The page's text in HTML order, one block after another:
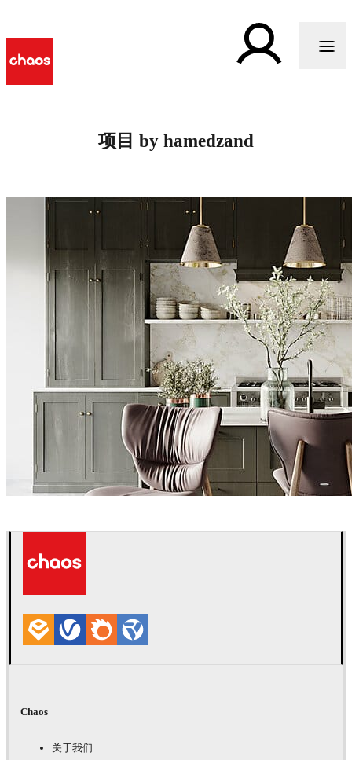
项目 by hamedzand
Chaos
关于我们